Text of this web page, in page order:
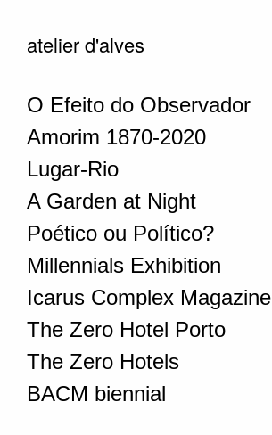
atelier d'alves
O Efeito do Observador
Amorim 1870-2020
Lugar-Rio
A Garden at Night
Poético ou Político?
Millennials Exhibition
Icarus Complex Magazine
The Zero Hotel Porto
The Zero Hotels
BACM biennial